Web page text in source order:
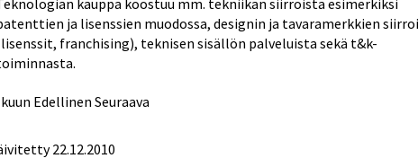
ja lisenssien muodossa, designin ja tavaramerkkien
franchising), teknisen sisällön palveluista sekä t&k-
Edellinen Seuraava
22.12.2010